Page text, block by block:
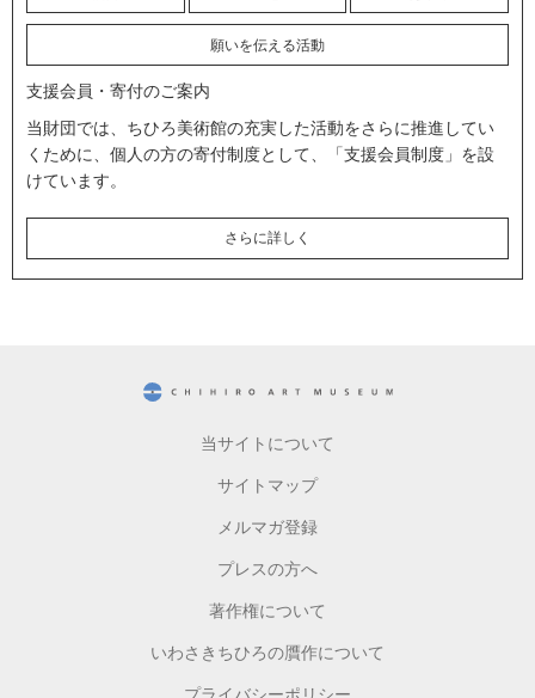
願いを伝える活動
支援会員・寄付のご案内
当財団では、ちひろ美術館の充実した活動をさらに推進してい
くために、個人の方の寄付制度として、「支援会員制度」を設
けています。
さらに詳しく
当サイトについて
サイトマップ
メルマガ登録
プレスの方へ
著作権について
いわさきちひろの贋作について
プライバシーポリシー